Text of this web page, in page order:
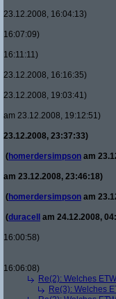
23.12.2008, 16:04:13)
16:07:09)
16:11:11)
23.12.2008, 16:16:35)
23.12.2008, 19:03:41)
am 23.12.2008, 19:12:51)
23.12.2008, 23:37:33)
(homerdersimpson am
am 23.12.2008, 23:46:18)
(homerdersimpson am
(duracell
am 24.12.2008,
16:00:58)
16:06:08)
Re(2): Welches
Re(3): Welches